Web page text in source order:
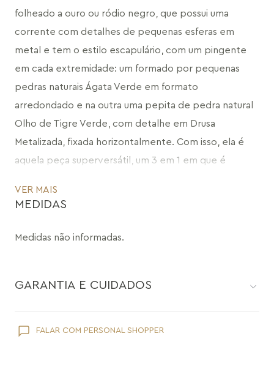
folheado a ouro ou ródio negro, que possui uma
corrente com detalhes de pequenas esferas em
metal e tem o estilo escapulário, com um pingente
em cada extremidade: um formado por pequenas
pedras naturais Ágata Verde em formato
arredondado e na outra uma pepita de pedra natural
Olho de Tigre Verde, com detalhe em Drusa
Metalizada, fixada horizontalmente. Com isso, ela é
aquela peça superversátil, um 3 em 1 em que é
curto e cheio de estilo.
VER MAIS
MEDIDAS
Medidas não informadas.
GARANTIA E CUIDADOS
Como toda joia, sua peça Maria Dolores é delicada e pede
cuidados específicos:
FALAR COM PERSONAL SHOPPER